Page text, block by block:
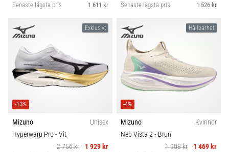
Senaste lägsta pris 1 611 kr Senaste lägsta pris 1 526 kr
Exklusivt
-13%
Mizuno
Unisex
Hyperwarp Pro- Vit
2 756 kr
1 929 kr
Hållbarhet
-4%
Mizuno
Kvinnor
Neo Vista 2- Brun
1 908 kr
1 469 kr